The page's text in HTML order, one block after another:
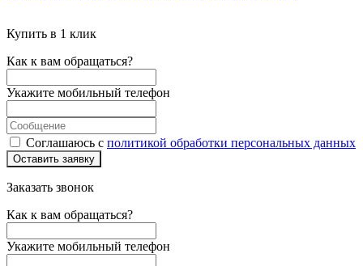
Купить в 1 клик
Как к вам обращаться?
Укажите мобильный телефон
Соглашаюсь с политикой обработки персональных данных
Оставить заявку
Заказать звонок
Как к вам обращаться?
Укажите мобильный телефон